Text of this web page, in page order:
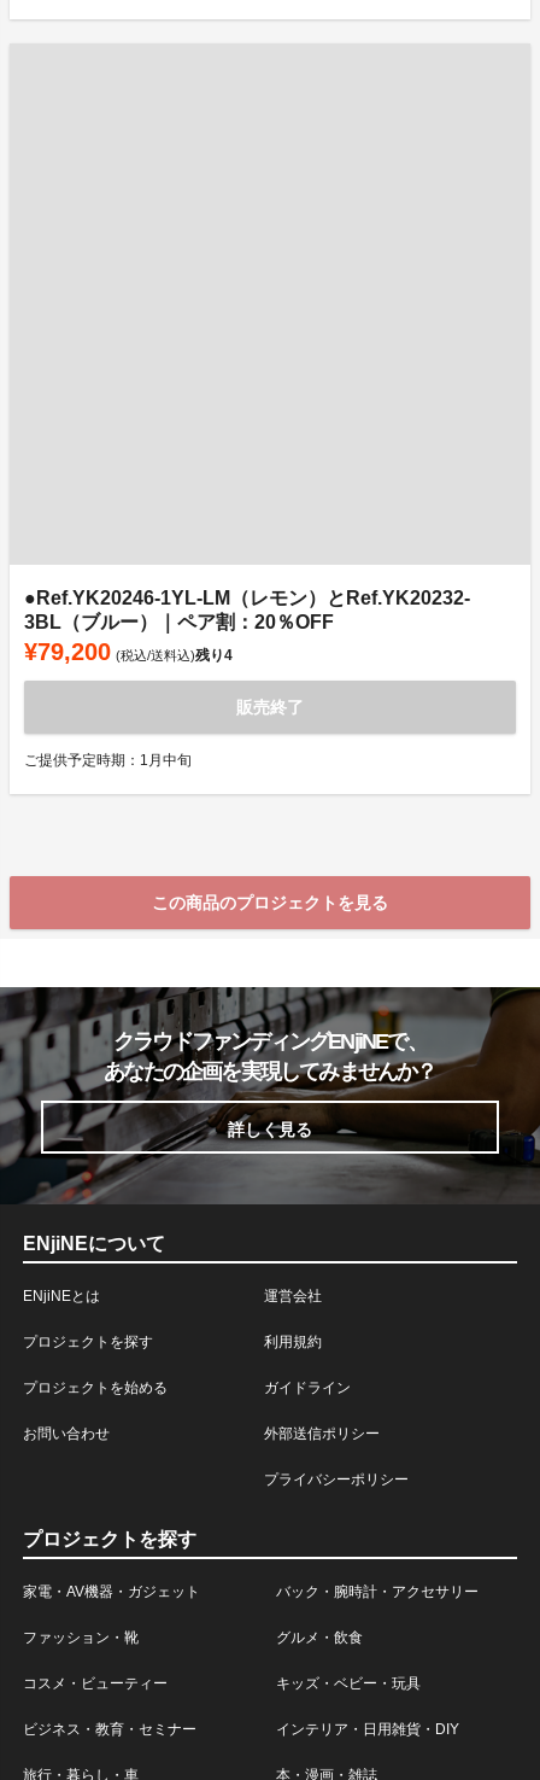
●Ref.YK20246-1YL-LM（レモン）とRef.YK20232-
3BL（ブルー）｜ペア割：20％OFF
¥79,200 (税込/送料込)残り4
販売終了
ご提供予定時期：1月中旬
この商品のプロジェクトを見る
クラウドファンディングENjiNEで、
あなたの企画を実現してみませんか？
詳しく見る
ENjiNEについて
ENjiNEとは
プロジェクトを探す
プロジェクトを始める
お問い合わせ
運営会社
利用規約
ガイドライン
外部送信ポリシー
プライバシーポリシー
プロジェクトを探す
家電・AV機器・ガジェット バック・腕時計・アクセサリー
ファッション・靴 グルメ・飲食
コスメ・ビューティー キッズ・ベビー・玩具
ビジネス・教育・セミナー インテリア・日用雑貨・DIY
旅行・暮らし・車 本・漫画・雑誌